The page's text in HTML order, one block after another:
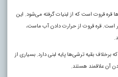
قره قروت است که از لبنیات گرفته می‌شود. این
است. قره قروت از حرارت دادن آب ماست،
بقیه ترشی‌ها پایه لبنی دارد. بسیاری از
آن علاقمند هستند.